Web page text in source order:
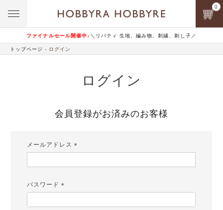
ファイナルセール開催中♪ ＼リバティ 生地、編み物、刺繍、刺し子／
0
トップページ ログイン
ログイン
会員登録がお済みのお客様
メールアドレス
パスワード